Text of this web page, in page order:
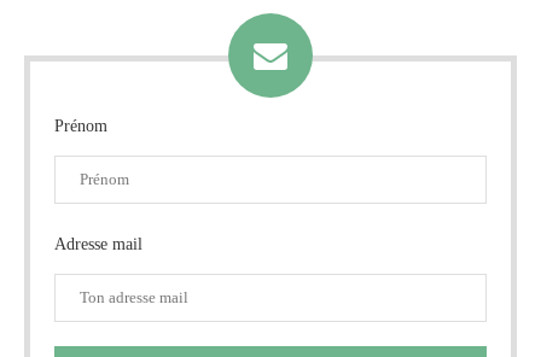
Prénom
Adresse mail